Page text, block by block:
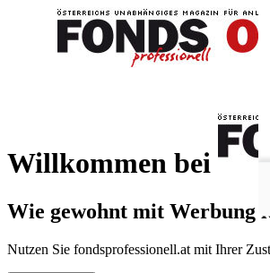
Willkommen bei
Wie gewohnt mit Werbung
Nutzen Sie fondsprofessionell.at mit Ihrer